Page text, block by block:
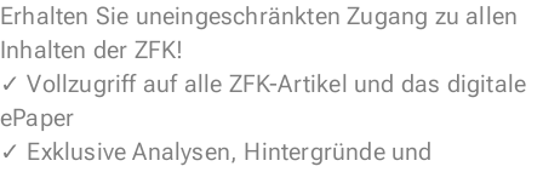
Erhalten Sie uneingeschränkten Zugang zu allen
Inhalten der ZFK!
✓ Vollzugriff auf alle ZFK-Artikel und das digitale
ePaper
✓ Exklusive Analysen, Hintergründe und